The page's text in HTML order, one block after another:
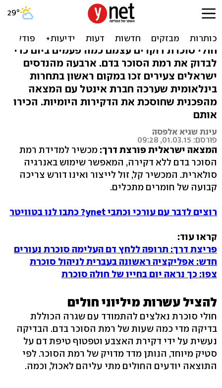
בלי דקירות: המצאה ישראלית
פורצת דרך לחולי סוכרת
חולי סוכרת דוקרים עצמם כמה פעמים ביום כדי
לבדוק את רמת הסוכר בדם. ארבעה מהנדסים
ישראלים צעירים זכו במקום ראשון בתחרות
בינלאומית שערכה חברת אינטל עם המצאה
מהפכנית שחוסכת את הדקירות היומיות. הכירו
אותם
עינת שגיא אלפסה
פורסם: 01.03.15, 09:28
המצאה ישראלית פורצת דרך: מכשיר למדידת רמת
הסוכר בדם ללא דקירה, המאפשר שימוש באנרגיה
סולארית. המכשיר קל, זול לייצור ואינו דורש צריכה
קבועה של חומרים מתכלים.
רוצים לדבר עם עורכי וכתבי ynet? כתבו לנו בטוויטר
קראו עוד:
פריצת דרך: תרופה ללחץ דם העלימה סוכרת נעורים
חדש: אפליקציה ראשונה בעברית לניהול סוכרת
צפו: כך נראה יום בחייו של חולה סוכרת
להציל עשרות מיליוני חולים
חולי סוכרת נאלצים להתמודד עם שגרה הכוללת
בדיקה מדי כמה שעות של רמת הסוכר בדם. הבדיקה
נעשית על ידי דקירת האצבע וטפטוף טיפת דם על
סטיק מיוחד, הנותן מדד מדויק של רמת הסוכר. לפי
התוצאה יודעים החולים מתי עליהם לאכול, וכמה.